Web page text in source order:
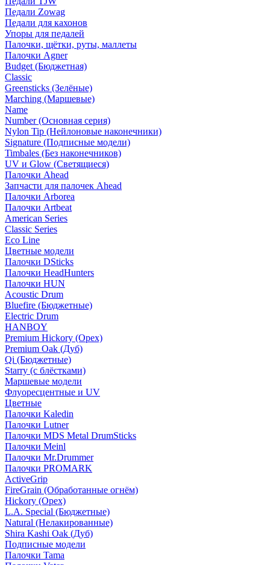
Педали Zowag
Педали для кахонов
Упоры для педалей
Палочки, щётки, руты, маллеты
Палочки Agner
Budget (Бюджетная)
Classic
Greensticks (Зелёные)
Marching (Маршевые)
Name
Number (Основная серия)
Nylon Tip (Нейлоновые наконечники)
Signature (Подписные модели)
Timbales (Без наконечников)
UV и Glow (Светящиеся)
Палочки Ahead
Запчасти для палочек Ahead
Палочки Arborea
Палочки Artbeat
American Series
Classic Series
Eco Line
Цветные модели
Палочки DSticks
Палочки HeadHunters
Палочки HUN
Acoustic Drum
Bluefire (Бюджетные)
Electric Drum
HANBOY
Premium Hickory (Орех)
Premium Oak (Дуб)
Qi (Бюджетные)
Starry (с блёстками)
Маршевые модели
Флуоресцентные и UV
Цветные
Палочки Kaledin
Палочки Lutner
Палочки MDS Metal DrumSticks
Палочки Meinl
Палочки Mr.Drummer
Палочки PROMARK
ActiveGrip
FireGrain (Обработанные огнём)
Hickory (Орех)
L.A. Special (Бюджетные)
Natural (Нелакированные)
Shira Kashi Oak (Дуб)
Подписные модели
Палочки Tama